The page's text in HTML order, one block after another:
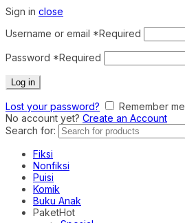
Sign in close
Username or email *Required
Password *Required
Log in
Lost your password?
Remember me
No account yet? Create an Account
Search for:
Fiksi
Nonfiksi
Puisi
Komik
Buku Anak
PaketHot